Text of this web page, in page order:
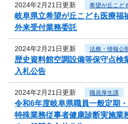
2024年2月21日更新 希望が丘こど
岐阜県立希望が丘こども医療福
外来受付業務委託
2024年2月21日更新 法務・情報公
歴史資料館空調設備等保守点検
入札公告
2024年2月21日更新 職員厚生課
令和6年度岐阜県職員一般定期
特殊業務従事者健康診断実施業